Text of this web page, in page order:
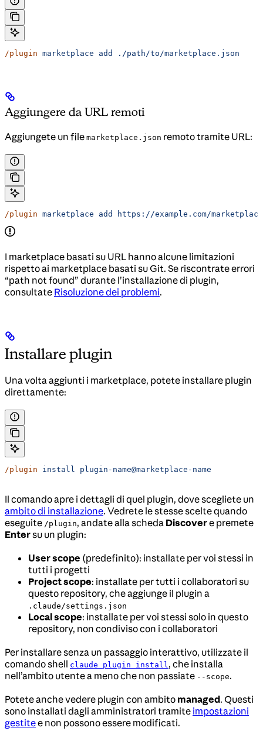
/plugin marketplace add ./path/to/marketplace.json
Aggiungere da URL remoti
Aggiungete un file marketplace.json remoto tramite URL:
/plugin marketplace add https://example.com/
I marketplace basati su URL hanno alcune limitazioni
rispetto ai marketplace basati su Git. Se riscontrate errori
“path not found” durante l’installazione di plugin,
consultate Risoluzione dei problemi.
Installare plugin
Una volta aggiunti i marketplace, potete installare plugin
direttamente:
/plugin install plugin-name@marketplace-name
Il comando apre i dettagli di quel plugin, dove scegliete un
ambito di installazione. Vedrete le stesse scelte quando
eseguite /plugin, andate alla scheda Discovere premete
Entersu un plugin:
User scope (predefinito): installate per voi stessi in
tutti i progetti
Project scope: installate per tutti i collaboratori su
questo repository, che aggiunge il plugin a
.claude/settings.json
Local scope: installate per voi stessi solo in questo
repository, non condiviso con i collaboratori
Per installare senza un passaggio interattivo, utilizzate il
comando shell claude plugin install , che installa
nell’ambito utente a meno che non passiate --scope.
Potete anche vedere plugin con ambito managed. Questi
sono installati dagli amministratori tramite impostazioni
gestitee non possono essere modificati.